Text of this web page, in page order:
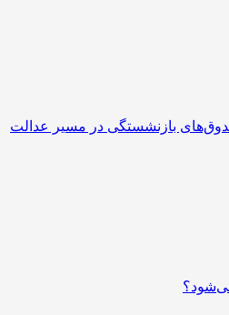
بازنشستگی در مسیر عدالت